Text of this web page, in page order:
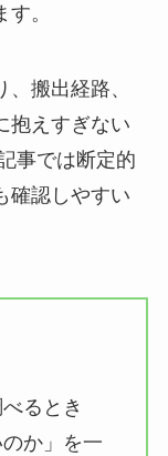
。
搬出経路、
抱えすぎない
事では断定的
確認しやすい
るとき
か」を一